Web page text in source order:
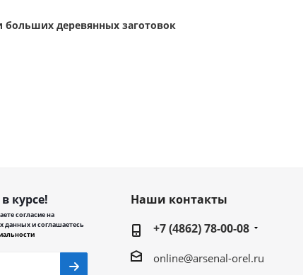
больших деревянных заготовок
курсе!
согласие на
данных и соглашаетесь
Наши контакты
+7 (4862) 78-00-08
online@arsenal-orel.ru